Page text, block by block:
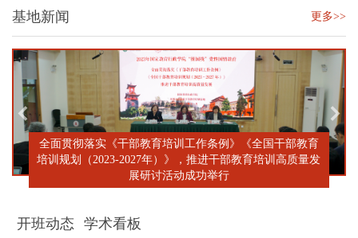
基地新闻 更多>>
全面贯彻落实《干部教育培训工作条例》《全国干部教育
培训规划（2023-2027年）》，推进干部教育培训高质量发
展研讨活动成功举行
开班动态 学术看板